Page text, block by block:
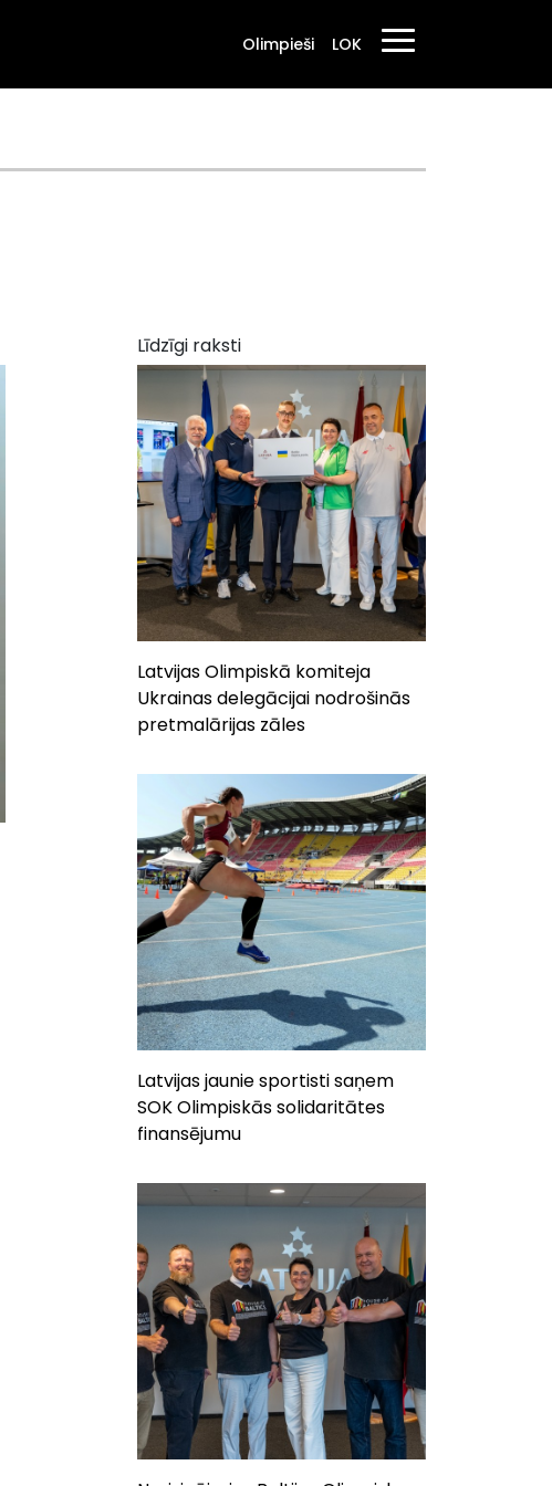
Olimpieši LOK
Līdzīgi raksti
Latvijas Olimpiskā komiteja
Ukrainas delegācijai nodrošinās
pretmalārijas zāles
Latvijas jaunie sportisti saņem
SOK Olimpiskās solidaritātes
finansējumu